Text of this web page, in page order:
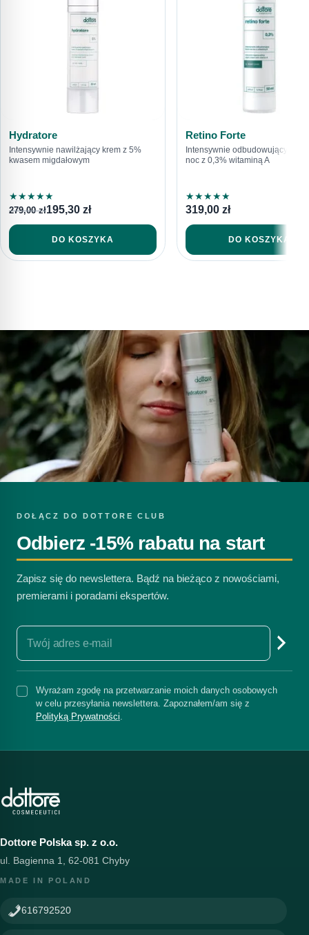
616792520
Hydratore
Intensywnie nawilżający krem z 5%
kwasem migdałowym
★★★★★
279,00zł195,30 zł
DO KOSZYKA
Retino Forte
Intensywnie odbudowujący
noc z 0,3% witaminą A
★★★★★
319,00 zł
DO KOSZYKA
DOŁĄCZ DO DOTTORE CLUB
Odbierz -15% rabatu na start
Zapisz się do newslettera. Bądź na bieżąco z nowościami,
premierami i poradami ekspertów.
Wyrażam zgodę na przetwarzanie moich danych osobowych
w celu przesyłania newslettera. Zapoznałem/am się z
Polityką Prywatności
Dottore Polska sp. z o.o.
ul. Bagienna 1, 62-081 Chyby
MADE IN POLAND
616792520